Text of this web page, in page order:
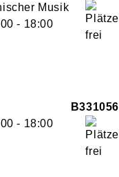
Musik
- 18:00
B331056
- 18:00